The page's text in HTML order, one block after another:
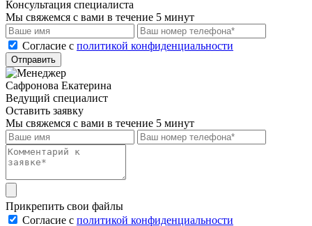
Консультация специалиста
Мы свяжемся с вами в течение 5 минут
Cогласие с политикой конфиденциальности
Отправить
Сафронова Екатерина
Ведущий специалист
Оставить заявку
Мы свяжемся с вами в течение 5 минут
Прикрепить свои файлы
Cогласие с политикой конфиденциальности